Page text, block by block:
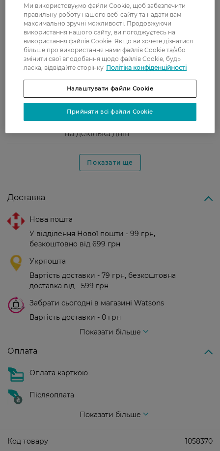
Валентина
3 липня, 2021
Одна из лучших бюджетных масок,
рекомендую.
Наталия
18 квітня, 2021
Отличная маска, пользуюсь перед
важным мероприятием или когда
хочу выглядеть на все 100%
26 січня, 2021
Маски даної фірми мені
подобаються, дійсно шкіра
виглядає гарно після їх
застосування і ефект залишається
на декілька днів
Показати ще
Доставка
Нова пошта
У відділення Нової пошти - 99 грн,
безкоштовно від 699 грн
Укрпошта
Вартість доставки - 79 грн, безкоштовна
доставка від - 599 грн
Забрати сьогодні в магазині Watsons
Вартість доставки - 0 грн
Показати більше
Оплата
Оплата карткою
Післяоплата
Показати більше
Код товару 1058370
Ми використовуємо файли Cookie, щоб забезпечити
правильну роботу нашого веб-сайту та надати вам
максимально зручні можливості. Продовжуючи
використання нашого сайту, ви погоджуєтесь на
використання файлів Cookie. Якщо ви хочете дізнатися
більше про використання нами файлів Cookie та/або
змінити свої вподобання щодо файлів Cookie, будь
ласка, відвідайте сторінку Політіка конфіденційності
Налаштувати файли Cookie
Прийняти всі файли Cookie